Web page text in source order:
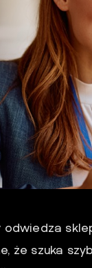
odwiedza
że szuka